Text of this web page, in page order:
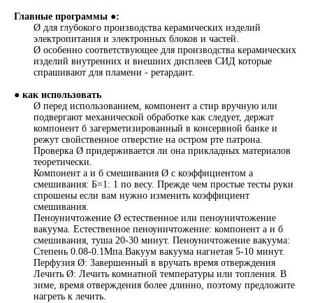
Главные программы ●:
Ø для глубокого производства керамических изделий
электропитания и электронных блоков и частей.
Ø особенно соответствующее для производства керамических
изделий внутренних и внешних дисплеев СИД которые
спрашивают для пламени - ретардант.
● как использовать
Ø перед использованием, компонент а стир вручную или
подвергают механической обработке как следует, держат
компонент б загерметизированный в консервной банке и
режут свойственное отверстие на остром рте патрона.
Проверка Ø придерживается ли она прикладных материалов
теоретически.
Компонент а и б смешивания Ø с коэффициентом а
смешивания: Б=1: 1 по весу. Прежде чем простые тесты руки
спрошены если вам нужно изменить коэффициент
смешивания.
Пеноуничтожение Ø естественное или пеноуничтожение
вакуума. Естественное пеноуничтожение: компонент а и б
смешивания, туша 20-30 минут. Пеноуничтожение вакуума:
Степень 0.08-0.1Мпа.Вакуум вакуума нагнетая 5-10 минут.
Перфузия Ø: Завершенный в вручать время отверждения
Лечить Ø: Лечить комнатной температуры или топления. В
зиме, время отверждения более длинно, поэтому предложите
нагреть к лечить.